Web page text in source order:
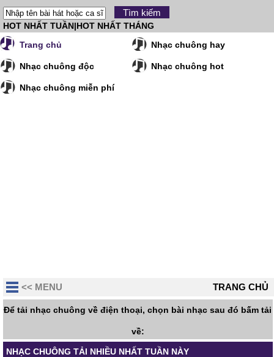
HOT NHẤT TUẦN|HOT NHẤT THÁNG
Trang chủ
Nhạc chuông hay
Nhạc chuông độc Nhạc chuông hot
Nhạc chuông miễn phí
TRANG CHỦ
<< MENU
Để tải nhạc chuông về điện thoại, chọn bài nhạc sau đó bấm tải
về:
NHẠC CHUÔNG TẢI NHIỀU NHẤT TUẦN NÀY